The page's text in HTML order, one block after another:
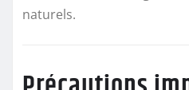
naturels.